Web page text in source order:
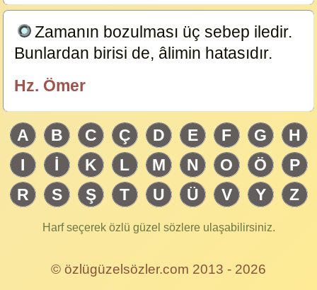
Zamanın bozulması üç sebep iledir.
Bunlardan birisi de, âlimin hatasıdır.
Hz. Ömer
A B C Ç D E F G
H
I
İ K L M N O Ö
P
R
S Ş T U Ü V Y Z
Harf seçerek özlü güzel sözlere ulaşabilirsiniz.
© özlügüzelsözler.com 2013 - 2026